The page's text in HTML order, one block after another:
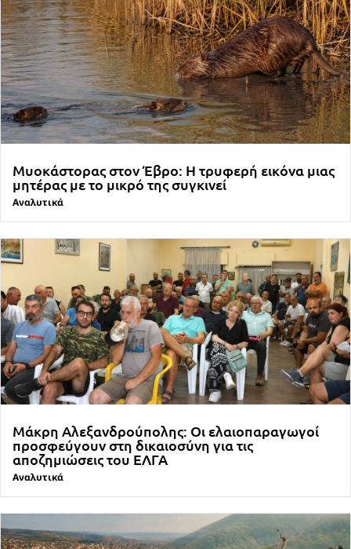
Μυοκάστορας στον Έβρο: Η τρυφερή εικόνα μιας
μητέρας με το μικρό της συγκινεί
Αναλυτικά
Μάκρη Αλεξανδρούπολης: Οι ελαιοπαραγωγοί
προσφεύγουν στη δικαιοσύνη για τις
αποζημιώσεις του ΕΛΓΑ
Αναλυτικά